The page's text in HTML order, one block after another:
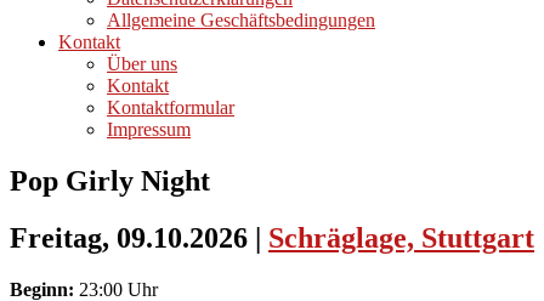
Allgemeine Geschäftsbedingungen
Kontakt
Über uns
Kontakt
Kontaktformular
Impressum
Pop Girly Night
Freitag, 09.10.2026 | Schräglage, Stuttgart
Beginn: 23:00 Uhr